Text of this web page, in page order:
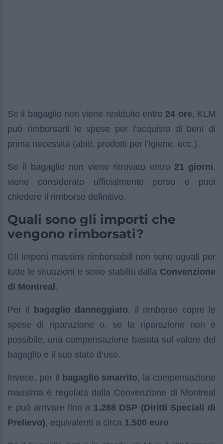
Se il bagaglio non viene restituito entro 24 ore, KLM
può rimborsarti le spese per l’acquisto di beni di
prima necessità (abiti, prodotti per l’igiene, ecc.).
Se il bagaglio non viene ritrovato entro 21 giorni,
viene considerato ufficialmente perso e puoi
chiedere il rimborso definitivo.
Quali sono gli importi che
vengono rimborsati?
Gli importi massimi rimborsabili non sono uguali per
tutte le situazioni e sono stabiliti dalla Convenzione
di Montreal.
Per il bagaglio danneggiato, il rimborso copre le
spese di riparazione o, se la riparazione non è
possibile, una compensazione basata sul valore del
bagaglio e il suo stato d’uso.
Invece, per il bagaglio smarrito, la compensazione
massima è regolata dalla Convenzione di Montreal
e può arrivare fino a 1.288 DSP (Diritti Speciali di
Prelievo), equivalenti a circa 1.500 euro.